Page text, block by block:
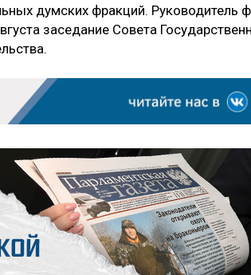
думских фракций. Руководитель
заседание Совета